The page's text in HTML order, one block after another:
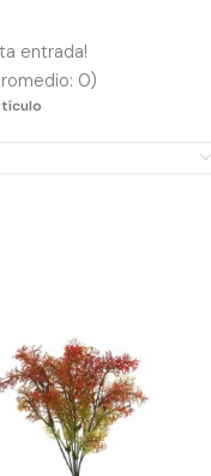
entrada!
0)